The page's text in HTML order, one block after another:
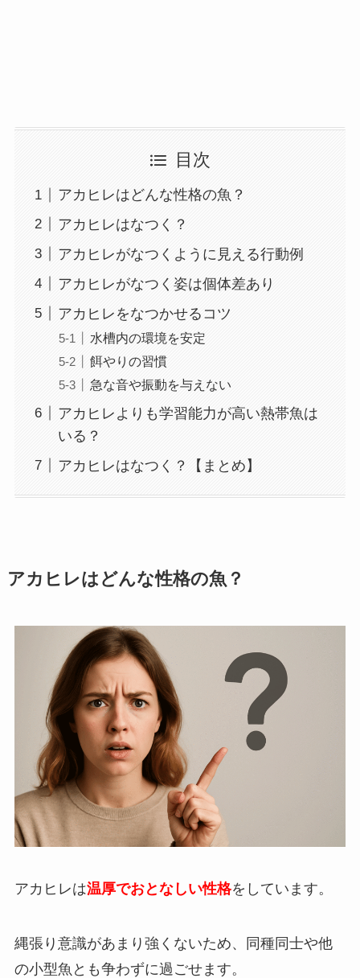
目次
アカヒレはどんな性格の魚？
アカヒレはなつく？
アカヒレがなつくように見える行動例
アカヒレがなつく姿は個体差あり
アカヒレをなつかせるコツ
水槽内の環境を安定
餌やりの習慣
急な音や振動を与えない
アカヒレよりも学習能力が高い熱帯魚は
いる？
アカヒレはなつく？【まとめ】
アカヒレはどんな性格の魚？
アカヒレは温厚でおとなしい性格をしています。
縄張り意識があまり強くないため、同種同士や他
の小型魚とも争わずに過ごせます。